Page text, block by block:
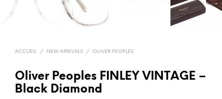
ACCUEIL / NEW ARRIVALS / OLIVER PEOPLES
Oliver Peoples FINLEY VINTAGE –
Black Diamond